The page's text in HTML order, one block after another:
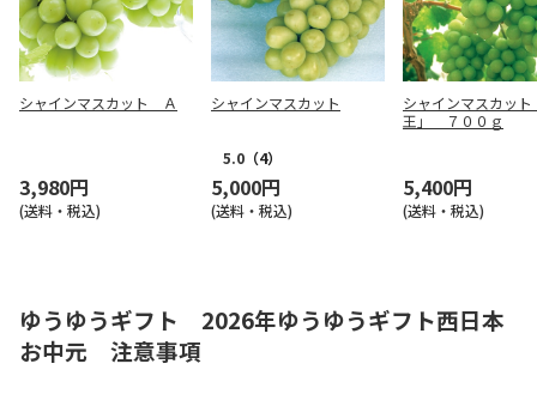
シャインマスカット Ａ
3,980円
(送料・税込)
シャインマスカット
5.0 （4）
5,000円
(送料・税込)
シャインマスカット
王」 ７００ｇ
5,400円
(送料・税込)
ゆうゆうギフト 2026年ゆうゆうギフト西日本
お中元 注意事項